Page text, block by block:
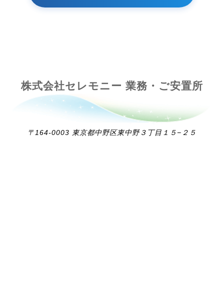
株式会社セレモニー 業務・ご安置所
〒164-0003 東京都中野区東中野３丁目１５−２５